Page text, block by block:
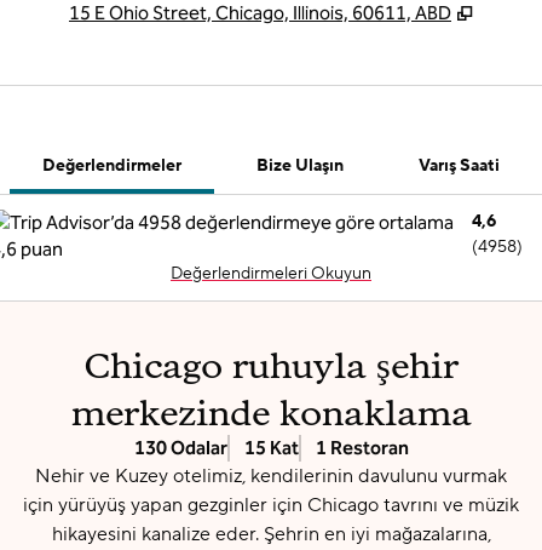
15 E Ohio Street, Chicago, Illinois, 60611, ABD ,
Değerlendirmeler Bize Ulaşın
Varış Saati
4,6
(4958)
Değerlendirmeleri Okuyun
Chicago ruhuyla şehir
merkezinde konaklama
130 Odalar 15 Kat 1 Restoran
Nehir ve Kuzey otelimiz, kendilerinin davulunu vurmak
için yürüyüş yapan gezginler için Chicago tavrını ve müzik
hikayesini kanalize eder. Şehrin en iyi mağazalarına,